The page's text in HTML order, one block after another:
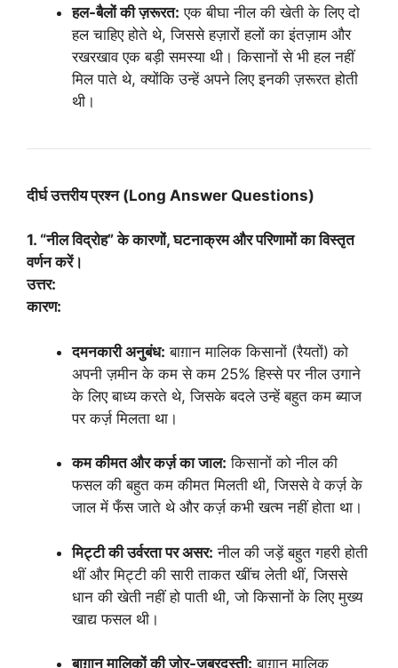
हल-बैलों की ज़रूरत: एक बीघा नील की खेती के लिए दो
हल चाहिए होते थे, जिससे हज़ारों हलों का इंतज़ाम और
रखरखाव एक बड़ी समस्या थी। किसानों से भी हल नहीं
मिल पाते थे, क्योंकि उन्हें अपने लिए इनकी ज़रूरत होती
थी।
दीर्घ उत्तरीय प्रश्न (Long Answer Questions)
1. “नील विद्रोह” के कारणों, घटनाक्रम और परिणामों का विस्तृत
वर्णन करें।
उत्तर:
कारण:
दमनकारी अनुबंध: बाग़ान मालिक किसानों (रैयतों) को
अपनी ज़मीन के कम से कम 25% हिस्से पर नील उगाने
के लिए बाध्य करते थे, जिसके बदले उन्हें बहुत कम ब्याज
पर कर्ज़ मिलता था।
कम कीमत और कर्ज़ का जाल: किसानों को नील की
फसल की बहुत कम कीमत मिलती थी, जिससे वे कर्ज़ के
जाल में फँस जाते थे और कर्ज़ कभी खत्म नहीं होता था।
मिट्टी की उर्वरता पर असर: नील की जड़ें बहुत गहरी होती
थीं और मिट्टी की सारी ताकत खींच लेती थीं, जिससे
धान की खेती नहीं हो पाती थी, जो किसानों के लिए मुख्य
खाद्य फसल थी।
बाग़ान मालिकों की ज़ोर-ज़बरदस्ती: बाग़ान मालिक